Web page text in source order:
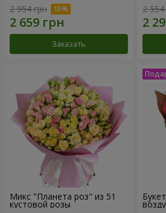
2 954 грн
Заказать
2 554
Микс "Планета роз" из 51
кустовой розы